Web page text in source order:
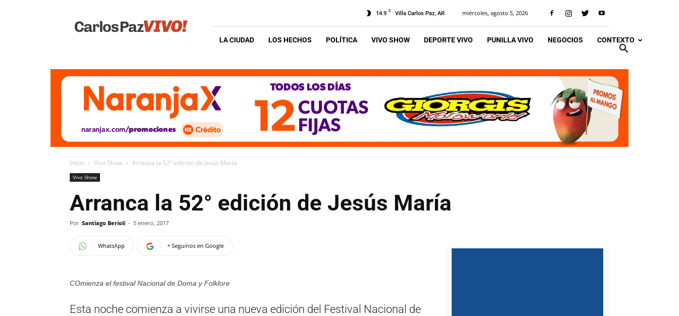
Vivo
14.9 C Villa Carlos Paz, AR miércoles, agosto 5, 2026
LA CIUDAD LOS HECHOS POLÍTICA VIVO SHOW DEPORTE VIVO PUNILLA VIVO NEGOCIOS CONTEXTO
Inicio Vivo Show Arranca la 52° edición de Jesús María
Vivo Show
Arranca la 52° edición de Jesús María
Por Santiago Berioli - 5 enero, 2017
WhatsApp + Seguinos en Google
COmienza el festival Nacional de Doma y Folklore
Esta noche comienza a vivirse una nueva edición del Festival Nacional de